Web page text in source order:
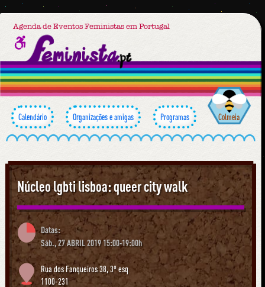
Agenda de Eventos Feministas em Portugal
Calendário Organizações e amigas Programas Colmeia
Núcleo lgbti lisboa: queer city walk
Datas:
Sáb., 27 ABRIL 2019 15:00-19:00h
Rua dos Fanqueiros 38, 3º esq
1100-231